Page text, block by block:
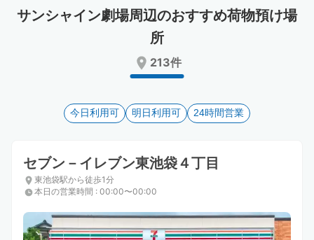
date.
shortcuts
for
changing
a
date.
question
to
get
shortcuts
for
changing
サンシャイン劇場周辺のおすすめ荷物預け場
所
213件
今日利用可 明日利用可 24時間営業
セブン－イレブン東池袋４丁目
東池袋駅から徒歩1分
本日の営業時間 : 00:00〜00:00